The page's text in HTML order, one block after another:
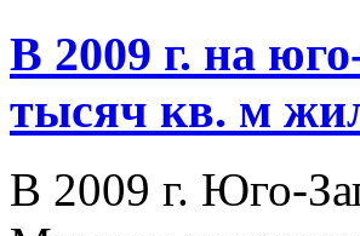
В 2009 г. на
тысяч кв. м
В 2009 г. Юго-